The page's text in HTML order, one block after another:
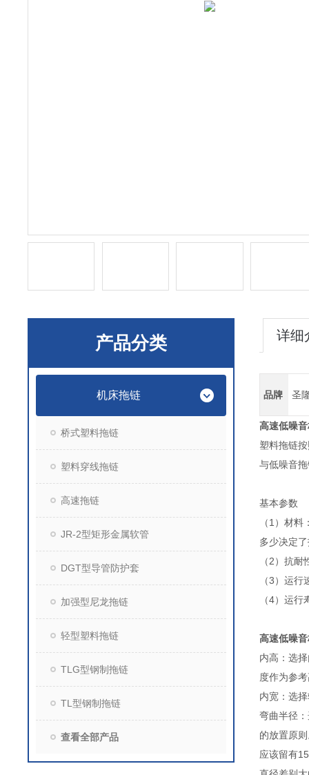
产品分类
机床拖链
桥式塑料拖链
塑料穿线拖链
高速拖链
JR-2型矩形金属软管
DGT型导管防护套
加强型尼龙拖链
轻型塑料拖链
TLG型钢制拖链
TL型钢制拖链
查看全部产品
详细
品牌 圣
高速低噪
塑料拖链
与低噪音
基本参数
（1）材
多少决定
（2）抗
（3）运
（4）运
高速低噪
内高：选
度作为
内宽：选
弯曲半径
的放置
应该留有